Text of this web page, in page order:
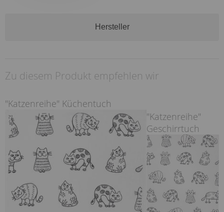
Hersteller
Zu diesem Produkt empfehlen wir
"Katzenreihe" Küchentuch
"Katzenreihe"
Geschirrtuch